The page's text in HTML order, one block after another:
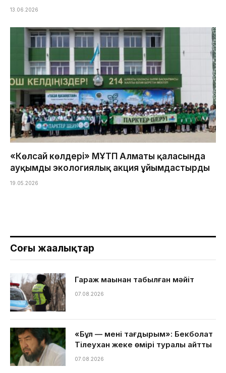
13.06.2026
«Көлсай көлдері» МҰТП Алматы қаласында
ауқымды экологиялық акция ұйымдастырды
19.05.2026
Соңғы жаңалықтар
Гараж маңынан табылған мәйіт
07.08.2026
«Бұл — менің тағдырым»: Бекболат
Тілеухан жеке өмірі туралы айтты
07.08.2026